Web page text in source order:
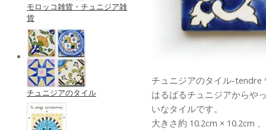
チュニジアのタイル-tendre
はるばるチュニジアからや
いなタイルです。
大きさ約 10.2cm × 10.2cm
モロッコ雑貨・チュニジア雑
貨
チュニジアのタイル